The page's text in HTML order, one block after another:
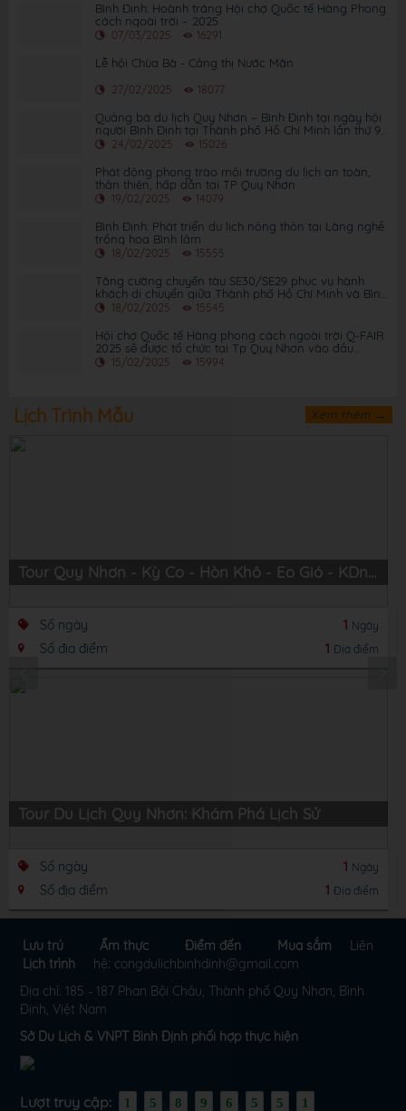
Bình Định: Hoành tráng Hội chợ Quốc tế Hàng Phong
cách ngoài trời – 2025
07/03/2025 16291
Lễ hội Chùa Bà - Cảng thị Nước Mặn
27/02/2025 18077
Quảng bá du lịch Quy Nhơn – Bình Định tại ngày hội
người Bình Định tại Thành phố Hồ Chí Minh lần thứ 9
năm 2025
24/02/2025 15026
Phát động phong trào môi trường du lịch an toàn,
thân thiện, hấp dẫn tại TP Quy Nhơn
19/02/2025 14079
Bình Định: Phát triển du lịch nông thôn tại Làng nghề
trồng hoa Bình lâm
18/02/2025 15555
Tăng cường chuyến tàu SE30/SE29 phục vụ hành
khách di chuyển giữa Thành phố Hồ Chí Minh và Bình
Định18/02/2025 15545
Hội chợ Quốc tế Hàng phong cách ngoài trời Q-FAIR
2025 sẽ được tổ chức tại Tp Quy Nhơn vào đầu
tháng 3 năm 2025
15/02/2025 15994
Lịch Trình Mẫu Xem thêm →
Tour Quy Nhơn - Kỳ Co - Hòn Khô - Eo Gió - KDn Trung Lương
Số ngày 1 Ngày
Số địa điểm 1 Địa điểm
Tour Du Lịch Quy Nhơn: Khám Phá Lịch Sử
Số ngày 1 Ngày
Số địa điểm 1 Địa điểm
Lưu trú Ẩm thực Điểm đến
Mua sắm
Lịch trình
Liên
hệ: congdulichbinhdinh@gmail.com
Địa chỉ: 185 - 187 Phan Bội Châu, Thành phố Quy Nhơn, Bình
Định, Việt Nam
Sở Du Lịch & VNPT Bình Định phối hợp thực hiện
Lượt truy cập: 1 5 8 9 6 5 5 1